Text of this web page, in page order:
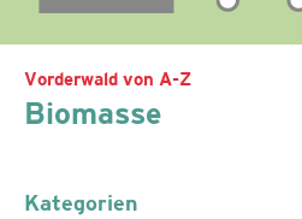
Vorderwald von A-Z
Biomasse
Kategorien